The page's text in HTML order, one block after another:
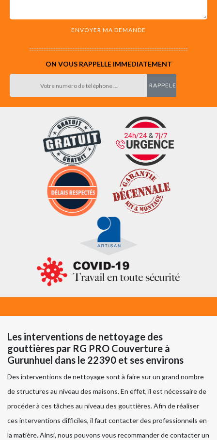
ON VOUS RAPPELLE IMMEDIATEMENT
Les interventions de nettoyage des
gouttières par RG PRO Couverture à
Gurunhuel dans le 22390 et ses environs
Des interventions de nettoyage sont à faire sur un grand nombre
de structures au niveau des maisons. En effet, il est nécessaire de
procéder à ces tâches au niveau des gouttières. Afin de réaliser
ces interventions difficiles, il faut contacter des professionnels en
la matière. Ainsi, nous pouvons vous recommander de contacter un